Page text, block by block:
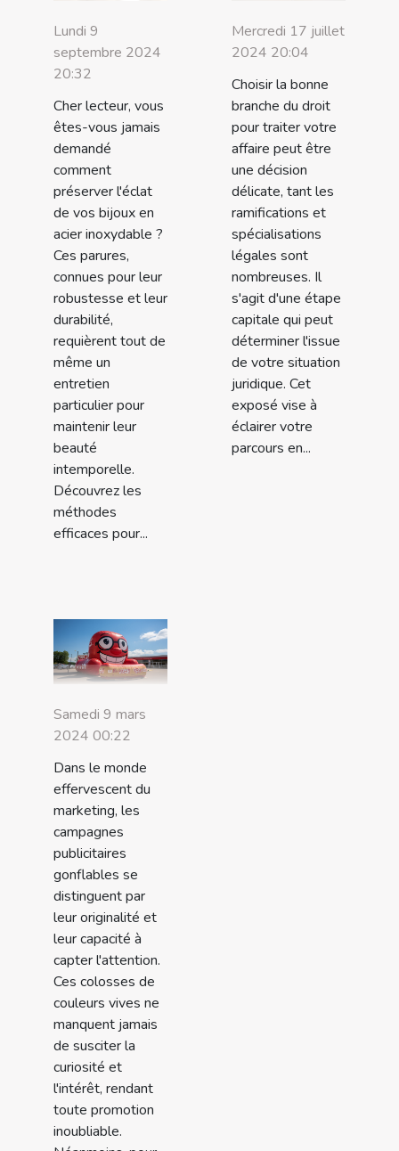
Lundi 9
septembre 2024
20:32
Cher lecteur, vous
êtes-vous jamais
demandé
comment
préserver l'éclat
de vos bijoux en
acier inoxydable ?
Ces parures,
connues pour leur
robustesse et leur
durabilité,
requièrent tout de
même un
entretien
particulier pour
maintenir leur
beauté
intemporelle.
Découvrez les
méthodes
efficaces pour...
Mercredi 17 juillet
2024 20:04
Choisir la bonne
branche du droit
pour traiter votre
affaire peut être
une décision
délicate, tant les
ramifications et
spécialisations
légales sont
nombreuses. Il
s'agit d'une étape
capitale qui peut
déterminer l'issue
de votre situation
juridique. Cet
exposé vise à
éclairer votre
parcours en...
Samedi 9 mars
2024 00:22
Dans le monde
effervescent du
marketing, les
campagnes
publicitaires
gonflables se
distinguent par
leur originalité et
leur capacité à
capter l'attention.
Ces colosses de
couleurs vives ne
manquent jamais
de susciter la
curiosité et
l'intérêt, rendant
toute promotion
inoubliable.